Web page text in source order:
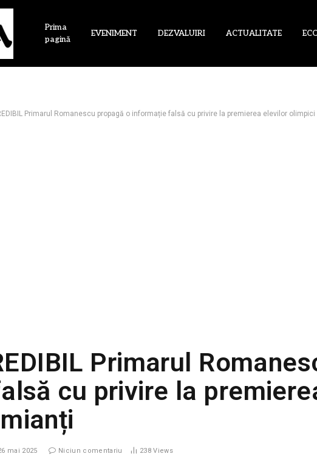
Prima
pagină
EVENIMENT DEZVALUIRI ACTUALITATE
Primarul Romanescu propagă o informație falsă cu privire la premierea elevilor
Primarul
cu privire la
mai 2025 Niciun comentariu 238Views